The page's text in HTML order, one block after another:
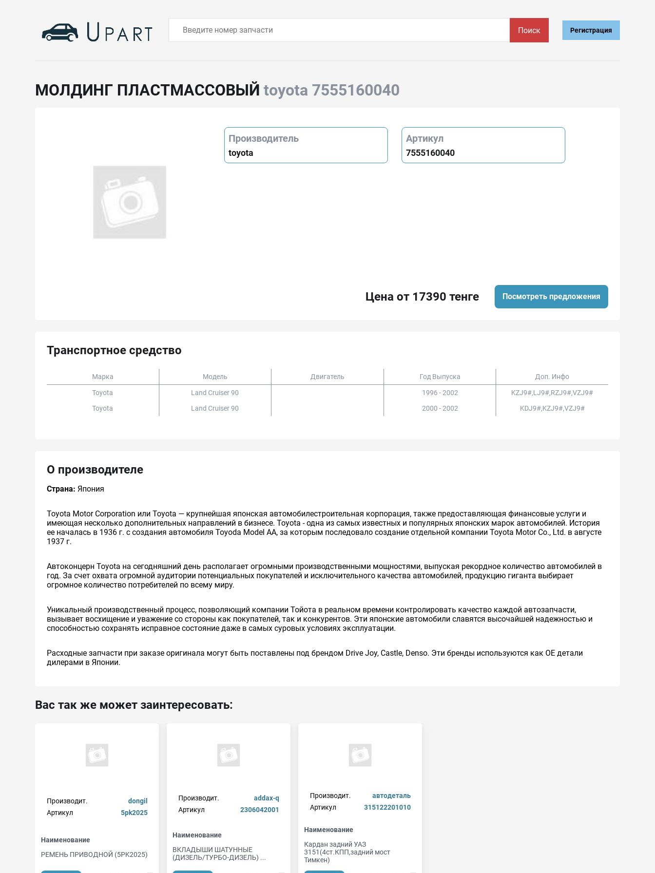
Поиск Регистрация
МОЛДИНГ ПЛАСТМАССОВЫЙ toyota 7555160040
Производитель
toyota
Артикул
7555160040
Цена от 17390 тенге Посмотреть предложения
Транспортное средство
Марка Модель Двигатель Год Выпуска Доп. Инфо
Toyota Land Cruiser 90 1996 - 2002
KZJ9#,LJ9#,RZJ9#,VZJ9#
Toyota
Land Cruiser 90 2000 - 2002 KDJ9#,KZJ9#,VZJ9#
О производителе
Страна: Япония
Toyota Motor Corporation или Toyota — крупнейшая японская автомобилестроительная корпорация, также предоставляющая финансовые услуги и
имеющая несколько дополнительных направлений в бизнесе. Toyota - одна из самых известных и популярных японских марок автомобилей. История
ее началась в 1936 г. с создания автомобиля Toyoda Model AA, за которым последовало создание отдельной компании Toyota Motor Co., Ltd. в августе
1937 г.
Автоконцерн Toyota на сегодняшний день располагает огромными производственными мощностями, выпуская рекордное количество автомобилей в
год. За счет охвата огромной аудитории потенциальных покупателей и исключительного качества автомобилей, продукцию гиганта выбирает
огромное количество потребителей по всему миру.
Уникальный производственный процесс, позволяющий компании Тойота в реальном времени контролировать качество каждой автозапчасти,
вызывает восхищение и уважение со стороны как покупателей, так и конкурентов. Эти японские автомобили славятся высочайшей надежностью и
способностью сохранять исправное состояние даже в самых суровых условиях эксплуатации.
Расходные запчасти при заказе оригинала могут быть поставлены под брендом Drive Joy, Castle, Denso. Эти бренды используются как ОЕ детали
дилерами в Японии.
Вас так же может заинтересовать:
Производит.
dongil
Артикул
5pk2025
Наименование
РЕМЕНЬ ПРИВОДНОЙ (5PK2025)
Производит.
addax-q
Артикул
2306042001
Наименование
ВКЛАДЫШИ ШАТУННЫЕ
(ДИЗЕЛЬ/ТУРБО-ДИЗЕЛЬ) ...
Производит.
автодеталь
Артикул
315122201010
Наименование
Кардан задний УАЗ
3151(4ст.КПП,задний мост
Тимкен)